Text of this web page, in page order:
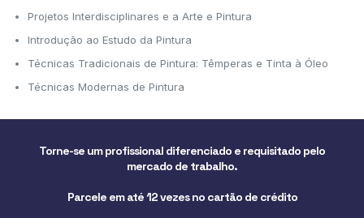
Projetos Interdisciplinares e a Arte e Pintura
Introdução ao Estudo da Pintura
Técnicas Tradicionais de Pintura: Têmperas e Tinta à Óleo
Técnicas Modernas de Pintura
Torne-se um profissional diferenciado e requisitado pelo
mercado de trabalho.
Parcele em até 12 vezes no cartão de crédito